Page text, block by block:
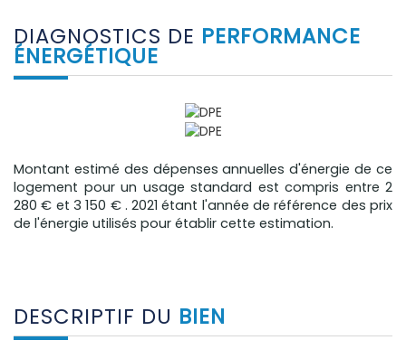
DIAGNOSTICS DE PERFORMANCE
ÉNERGÉTIQUE
Montant estimé des dépenses annuelles d'énergie de ce
logement pour un usage standard est compris entre 2
280 € et 3 150 € . 2021 étant l'année de référence des prix
de l'énergie utilisés pour établir cette estimation.
DESCRIPTIF DU BIEN